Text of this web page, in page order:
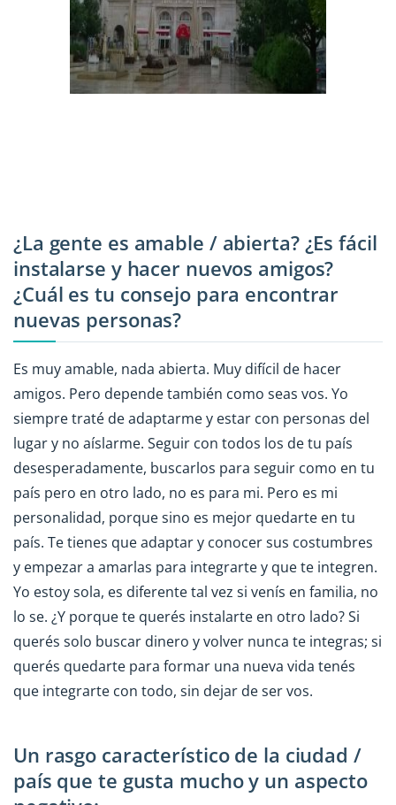
¿La gente es amable / abierta? ¿Es fácil
instalarse y hacer nuevos amigos?
¿Cuál es tu consejo para encontrar
nuevas personas?
Es muy amable, nada abierta. Muy difícil de hacer
amigos. Pero depende también como seas vos. Yo
siempre traté de adaptarme y estar con personas del
lugar y no aíslarme. Seguir con todos los de tu país
desesperadamente, buscarlos para seguir como en tu
país pero en otro lado, no es para mi. Pero es mi
personalidad, porque sino es mejor quedarte en tu
país. Te tienes que adaptar y conocer sus costumbres
y empezar a amarlas para integrarte y que te integren.
Yo estoy sola, es diferente tal vez si venís en familia, no
lo se. ¿Y porque te querés instalarte en otro lado? Si
querés solo buscar dinero y volver nunca te integras; si
querés quedarte para formar una nueva vida tenés
que integrarte con todo, sin dejar de ser vos.
Un rasgo característico de la ciudad /
país que te gusta mucho y un aspecto